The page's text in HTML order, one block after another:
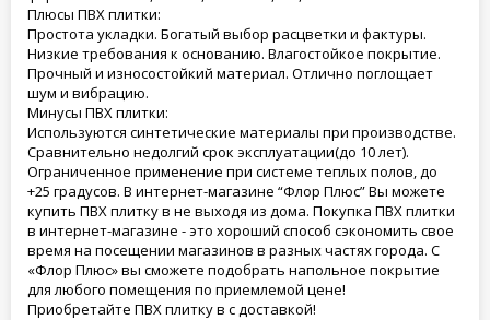
Плюсы ПВХ плитки:
Простота укладки. Богатый выбор расцветки и фактуры.
Низкие требования к основанию. Влагостойкое покрытие.
Прочный и износостойкий материал. Отлично поглощает
шум и вибрацию.
Минусы ПВХ плитки:
Используются синтетические материалы при производстве.
Сравнительно недолгий срок эксплуатации(до 10 лет).
Ограниченное применение при системе теплых полов, до
+25 градусов. В интернет-магазине “Флор Плюс” Вы можете
купить ПВХ плитку в не выходя из дома. Покупка ПВХ плитки
в интернет-магазине - это хороший способ сэкономить свое
время на посещении магазинов в разных частях города. С
«Флор Плюс» вы сможете подобрать напольное покрытие
для любого помещения по приемлемой цене!
Приобретайте ПВХ плитку в с доставкой!